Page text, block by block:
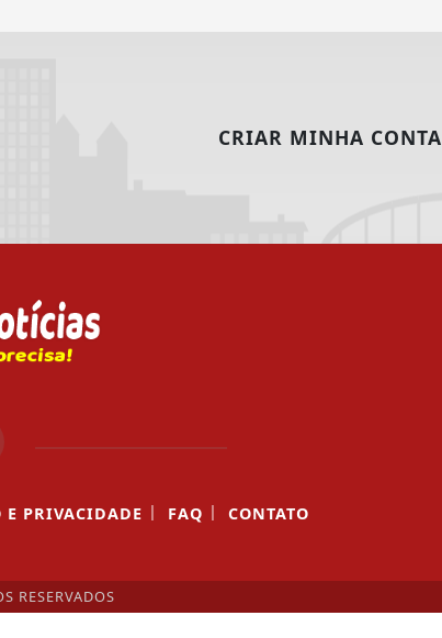
CRIAR MINHA CONTA
E PRIVACIDADE | FAQ | CONTATO
RESERVADOS
o acesso, entendemos que você